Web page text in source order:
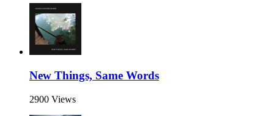
New Things, Same Words
2900 Views